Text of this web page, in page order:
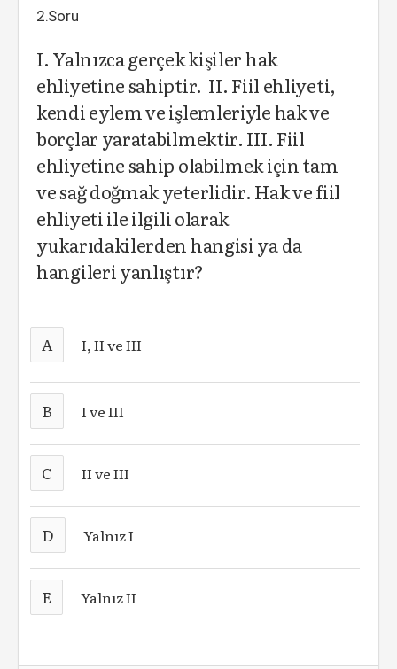
2.Soru
I. Yalnızca gerçek kişiler hak
ehliyetine sahiptir. II. Fiil ehliyeti,
kendi eylem ve işlemleriyle hak ve
borçlar yaratabilmektir. III. Fiil
ehliyetine sahip olabilmek için tam
ve sağ doğmak yeterlidir. Hak ve fiil
ehliyeti ile ilgili olarak
yukarıdakilerden hangisi ya da
hangileri yanlıştır?
A I, II ve III
B I ve III
C II ve III
D Yalnız I
E Yalnız II